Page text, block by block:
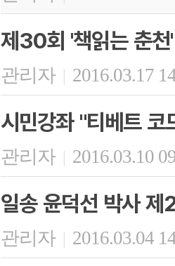
제30회 '책읽는 춘천
관리자 | 2016.03.17
시민강좌 "티베트
관리자 | 2016.03.10
일송 윤덕선 박사
관리자 | 2016.03.04